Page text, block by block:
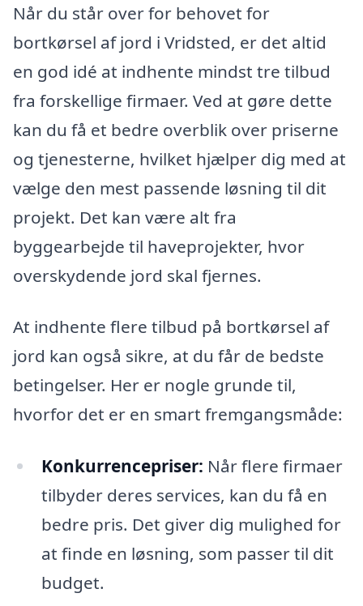
Når du står over for behovet for
bortkørsel af jord i Vridsted, er det altid
en god idé at indhente mindst tre tilbud
fra forskellige firmaer. Ved at gøre dette
kan du få et bedre overblik over priserne
og tjenesterne, hvilket hjælper dig med at
vælge den mest passende løsning til dit
projekt. Det kan være alt fra
byggearbejde til haveprojekter, hvor
overskydende jord skal fjernes.
At indhente flere tilbud på bortkørsel af
jord kan også sikre, at du får de bedste
betingelser. Her er nogle grunde til,
hvorfor det er en smart fremgangsmåde:
Konkurrencepriser: Når flere firmaer
tilbyder deres services, kan du få en
bedre pris. Det giver dig mulighed for
at finde en løsning, som passer til dit
budget.